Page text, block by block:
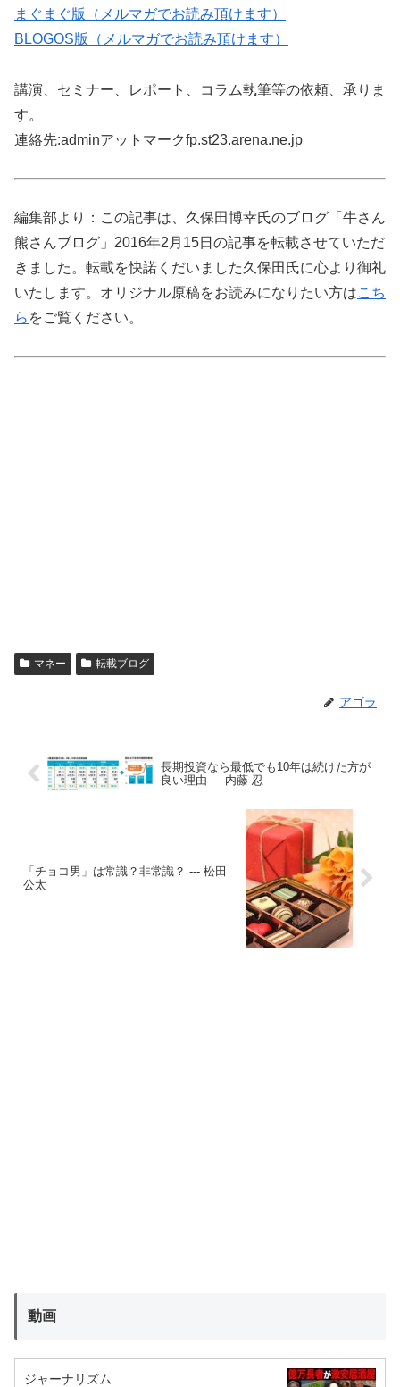
まぐまぐ版（メルマガでお読み頂けます）
BLOGOS版（メルマガでお読み頂けます）
講演、セミナー、レポート、コラム執筆等の依頼、承りま
す。
連絡先:adminアットマークfp.st23.arena.ne.jp
編集部より：この記事は、久保田博幸氏のブログ「牛さん
熊さんブログ」2016年2月15日の記事を転載させていただ
きました。転載を快諾くだいました久保田氏に心より御礼
いたします。オリジナル原稿をお読みになりたい方はこち
ら をご覧ください。
マネー 転載ブログ
アゴラ
長期投資なら最低でも10年は続けた方が
良い理由 --- 内藤 忍
「チョコ男」は常識？非常識？ --- 松田
公太
動画
ジャーナリズム